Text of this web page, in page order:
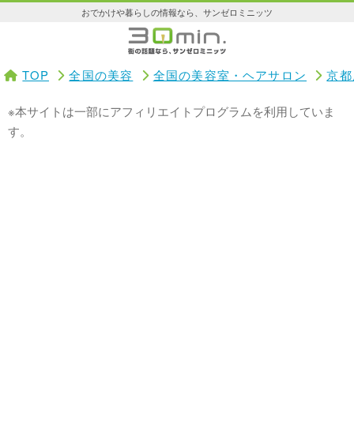
おでかけや暮らしの情報なら、サンゼロミニッツ
TOP 全国の美容 全国の美容室・ヘアサロン 京
※本サイトは一部にアフィリエイトプログラムを利用していま
す。